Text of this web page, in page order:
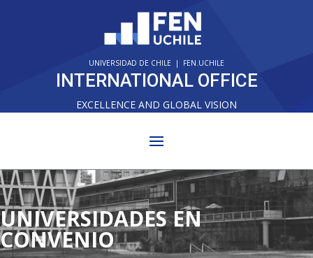
UNIVERSIDAD DE CHILE | FEN.UCHILE
INTERNATIONAL OFFICE
EXCELLENCE AND GLOBAL VISION
UNIVERSIDADES EN
CONVENIO